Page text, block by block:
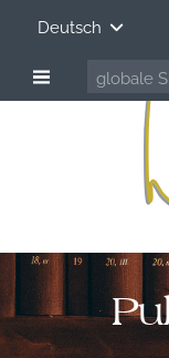
Deutsch